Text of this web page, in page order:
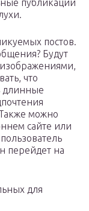
публикации
постов.
Будут
что
длинные
можно
сайте или
перейдет на
для